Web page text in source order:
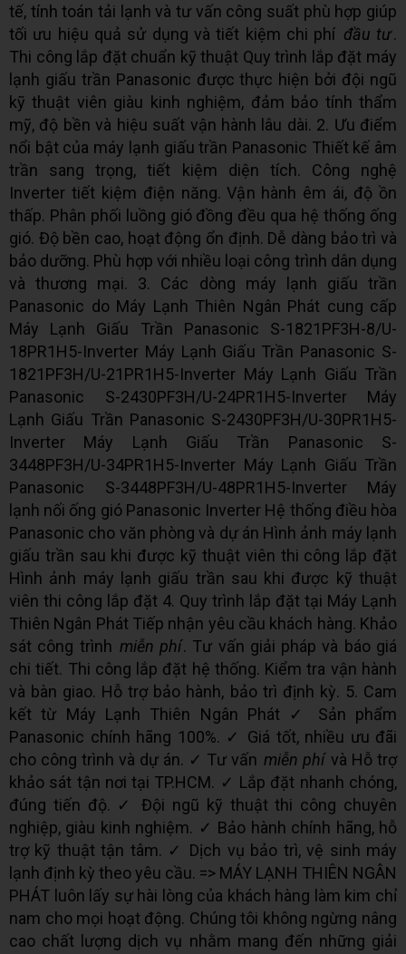
tế, tính toán tải lạnh và tư vấn công suất phù hợp giúp
tối ưu hiệu quả sử dụng và tiết kiệm chi phí đầu tư.
Thi công lắp đặt chuẩn kỹ thuật Quy trình lắp đặt máy
lạnh giấu trần Panasonic được thực hiện bởi đội ngũ
kỹ thuật viên giàu kinh nghiệm, đảm bảo tính thẩm
mỹ, độ bền và hiệu suất vận hành lâu dài. 2. Ưu điểm
nổi bật của máy lạnh giấu trần Panasonic Thiết kế âm
trần sang trọng, tiết kiệm diện tích. Công nghệ
Inverter tiết kiệm điện năng. Vận hành êm ái, độ ồn
thấp. Phân phối luồng gió đồng đều qua hệ thống ống
gió. Độ bền cao, hoạt động ổn định. Dễ dàng bảo trì và
bảo dưỡng. Phù hợp với nhiều loại công trình dân dụng
và thương mại. 3. Các dòng máy lạnh giấu trần
Panasonic do Máy Lạnh Thiên Ngân Phát cung cấp
Máy Lạnh Giấu Trần Panasonic S-1821PF3H-8/U-
18PR1H5-Inverter Máy Lạnh Giấu Trần Panasonic S-
1821PF3H/U-21PR1H5-Inverter Máy Lạnh Giấu Trần
Panasonic S-2430PF3H/U-24PR1H5-Inverter Máy
Lạnh Giấu Trần Panasonic S-2430PF3H/U-30PR1H5-
Inverter Máy Lạnh Giấu Trần Panasonic S-
3448PF3H/U-34PR1H5-Inverter Máy Lạnh Giấu Trần
Panasonic S-3448PF3H/U-48PR1H5-Inverter Máy
lạnh nối ống gió Panasonic Inverter Hệ thống điều hòa
Panasonic cho văn phòng và dự án Hình ảnh máy lạnh
giấu trần sau khi được kỹ thuật viên thi công lắp đặt
Hình ảnh máy lạnh giấu trần sau khi được kỹ thuật
viên thi công lắp đặt 4. Quy trình lắp đặt tại Máy Lạnh
Thiên Ngân Phát Tiếp nhận yêu cầu khách hàng. Khảo
sát công trình miễn phí. Tư vấn giải pháp và báo giá
chi tiết. Thi công lắp đặt hệ thống. Kiểm tra vận hành
và bàn giao. Hỗ trợ bảo hành, bảo trì định kỳ. 5. Cam
kết từ Máy Lạnh Thiên Ngân Phát ✓ Sản phẩm
Panasonic chính hãng 100%. ✓ Giá tốt, nhiều ưu đãi
cho công trình và dự án. ✓ Tư vấn miễn phí và Hỗ trợ
khảo sát tận nơi tại TP.HCM. ✓ Lắp đặt nhanh chóng,
đúng tiến độ. ✓ Đội ngũ kỹ thuật thi công chuyên
nghiệp, giàu kinh nghiệm. ✓ Bảo hành chính hãng, hỗ
trợ kỹ thuật tận tâm. ✓ Dịch vụ bảo trì, vệ sinh máy
lạnh định kỳ theo yêu cầu. => MÁY LẠNH THIÊN NGÂN
PHÁT luôn lấy sự hài lòng của khách hàng làm kim chỉ
nam cho mọi hoạt động. Chúng tôi không ngừng nâng
cao chất lượng dịch vụ nhằm mang đến những giải